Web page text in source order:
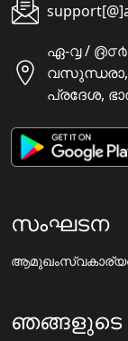
ഏ-൮ /
വസുന്ധരാ,
പ്രദേശ,
സംഘടന
ആമുഖം